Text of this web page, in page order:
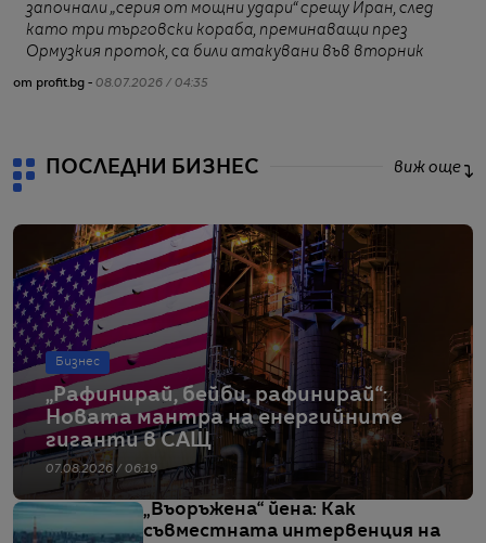
започнали „серия от мощни удари“ срещу Иран, след
като три търговски кораба, преминаващи през
Ормузкия проток, са били атакувани във вторник
от profit.bg - 08.07.2026 / 04:35
ПОСЛЕДНИ БИЗНЕС виж още
Бизнес
„Рафинирай, бейби, рафинирай“:
Новата мантра на енергийните
гиганти в САЩ
07.08.2026 / 06:19
„Въоръжена“ йена: Как
съвместната интервенция на